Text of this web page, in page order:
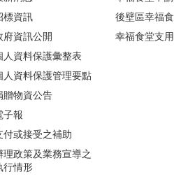
標資訊
府資訊公開
人資料保護彙整表
人資料保護管理要點
贈物資公告
子報
付或接受之補助
理政策及業務宣導之
行情形
後壁區幸福
幸福食堂支